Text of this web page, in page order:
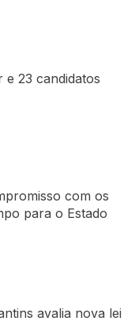
23 candidatos
com os
para o Estado
avalia nova lei